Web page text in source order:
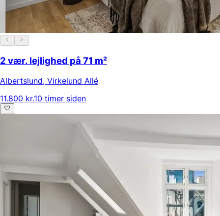
2 vær. lejlighed på 71 m²
Albertslund, Virkelund Allé
11.800 kr.10 timer siden